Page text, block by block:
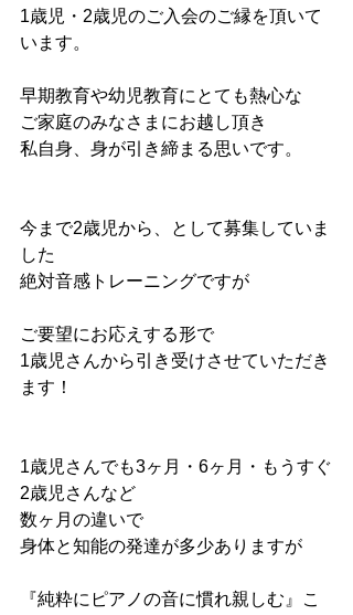
1歳児・2歳児のご入会のご縁を頂いて
います。
早期教育や幼児教育にとても熱心な
ご家庭のみなさまにお越し頂き
私自身、身が引き締まる思いです。
今まで2歳児から、として募集していま
した
絶対音感トレーニングですが
ご要望にお応えする形で
1歳児さんから引き受けさせていただき
ます！
1歳児さんでも3ヶ月・6ヶ月・もうすぐ
2歳児さんなど
数ヶ月の違いで
身体と知能の発達が多少ありますが
『純粋にピアノの音に慣れ親しむ』こ